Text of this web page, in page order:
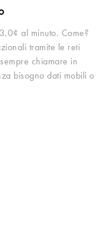
al minuto. Come?
tramite le reti
chiamare in
bisogno dati mobili o